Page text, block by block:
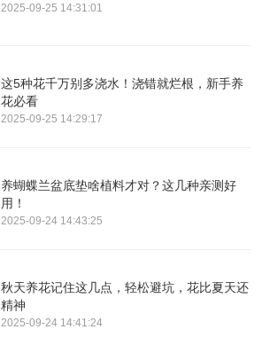
2025-09-25 14:31:01
这5种花千万别多浇水！浇错就烂根，新手养
花必看
2025-09-25 14:29:17
养蝴蝶兰盆底垫啥植料才对？这几种亲测好
用！
2025-09-24 14:43:25
秋天养花记住这几点，轻松避坑，花比夏天还
精神
2025-09-24 14:41:24